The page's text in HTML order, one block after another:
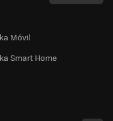
Móvil
Smart Home